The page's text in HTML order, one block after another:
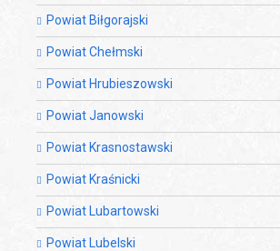
Powiat Biłgorajski
Powiat Chełmski
Powiat Hrubieszowski
Powiat Janowski
Powiat Krasnostawski
Powiat Kraśnicki
Powiat Lubartowski
Powiat Lubelski